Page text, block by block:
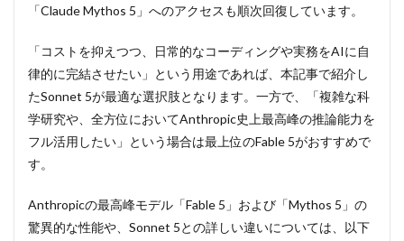
「Claude Mythos 5」へのアクセスも順次回復しています。
「コストを抑えつつ、日常的なコーディングや実務をAIに自
律的に完結させたい」という用途であれば、本記事で紹介し
たSonnet 5が最適な選択肢となります。一方で、「複雑な科
学研究や、全方位においてAnthropic史上最高峰の推論能力を
フル活用したい」という場合は最上位のFable 5がおすすめで
す。
Anthropicの最高峰モデル「Fable 5」および「Mythos 5」の
驚異的な性能や、Sonnet 5との詳しい違いについては、以下